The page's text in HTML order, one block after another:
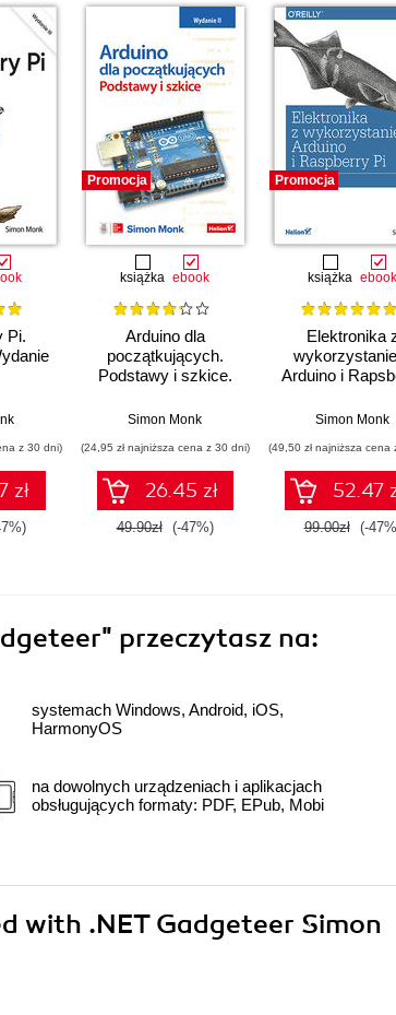
Pi.
z 30 dni)
zł
Promocja
książka ebook
Arduino dla
początkujących.
Podstawy i szkice.
Simon Monk
(24,95 zł najniższa cena z 30 dni)
26.45 zł
49.90zł (-47%)
Promocja
książka ebook
Elektronika
Arduino i
Simon Monk
(49,50 zł najniższa cena
52.47
99.00zł (-
przeczytasz na:
systemach Windows, Android, iOS,
HarmonyOS
na dowolnych urządzeniach i aplikacjach
obsługujących formaty: PDF, EPub, Mobi
with .NET Gadgeteer Simon